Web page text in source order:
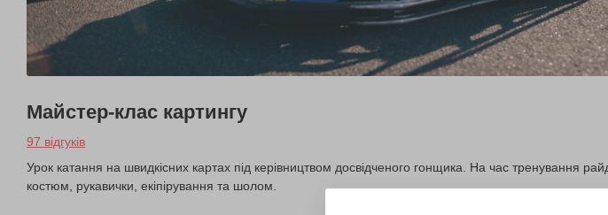
Майстер-клас картингу
97 відгуків
Урок катання на швидкісних картах під керівництвом досвідченого гонщика. На час тренування
костюм, рукавички, екіпірування та шолом.